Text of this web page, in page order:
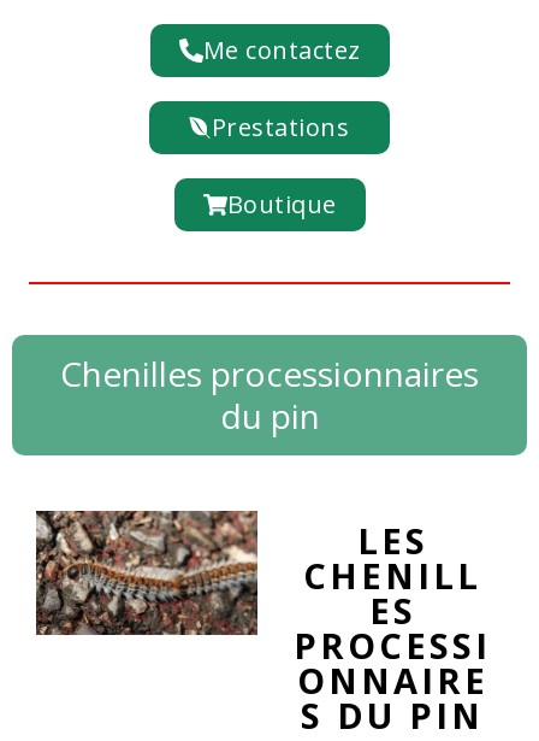
Me contactez
Prestations
Boutique
Chenilles processionnaires
du pin
LES
CHENILL
ES
PROCESSI
ONNAIRE
S DU PIN